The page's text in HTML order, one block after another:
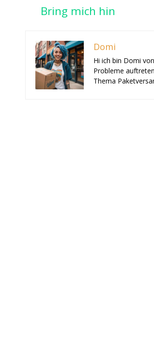
Bring mich hin
Domi
Hi ich bin Domi
Probleme
Thema